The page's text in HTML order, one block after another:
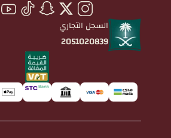
السجل التجاري
2051020839